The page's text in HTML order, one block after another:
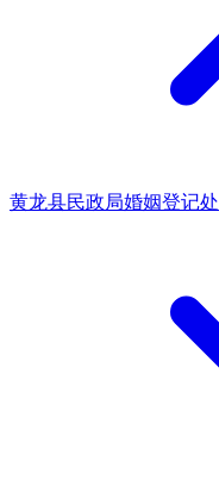
黄龙县民政局婚姻登记处